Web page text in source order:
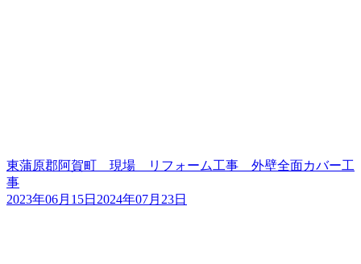
東蒲原郡阿賀町 現場 リフォーム工事 外壁全面カバー工
事
2023年06月15日 2024年07月23日